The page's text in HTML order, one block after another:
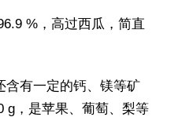
%，高过西瓜，简直
含有一定的钙、镁等矿
g，是苹果、葡萄、梨等